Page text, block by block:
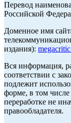
Перевод
Российской
Доменное имя
издания):
Вся информация,
соответствии с
подлежит
форме, в том
переработке не
правообладателя.